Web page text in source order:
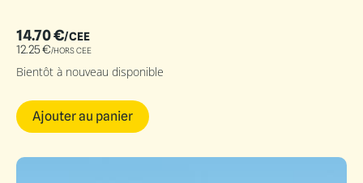
14.70€/CEE
12.25€/HORS CEE
Bientôt à nouveau disponible
Ajouter au panier